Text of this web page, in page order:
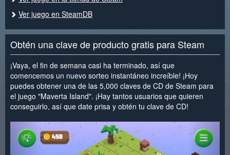
Ver juego en SteamDB
Obtén una clave de producto gratis para Steam
¡Vaya, el fin de semana casi ha terminado, así que
comencemos un nuevo sorteo instantáneo increíble! ¡Hoy
puedes obtener una de las 5,000 claves de CD de Steam para
el juego "Maverta Island". ¡Hay tantos usuarios que quieren
conseguirlo, así que date prisa y obtén tu clave de CD!
< >